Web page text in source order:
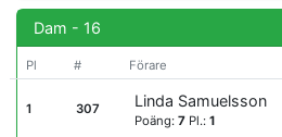
Dam - 16
Pl # Förare
1 307 Linda Samuelsson
Poäng:7 Pl.:1